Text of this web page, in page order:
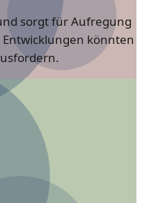
sorgt für Aufregung
könnten